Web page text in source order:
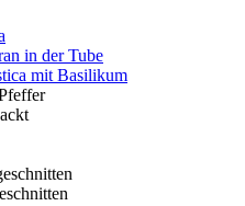
in der Tube
mit Basilikum